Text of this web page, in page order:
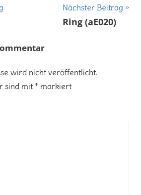
Nächster Beitrag
Ring (aE020)
wird nicht veröffentlicht.
sind mit * markiert